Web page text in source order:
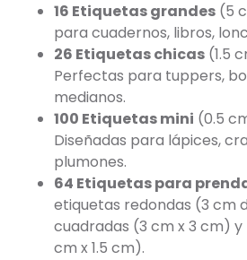
16 Etiquetas grandes (5
para cuadernos, libros,
26 Etiquetas chicas (1.5
Perfectas para tuppers,
medianos.
100 Etiquetas mini (0.5
Diseñadas para lápices,
plumones.
64 Etiquetas para
etiquetas redondas (3 cm
cuadradas (3 cm x 3 cm)
cm x 1.5 cm).